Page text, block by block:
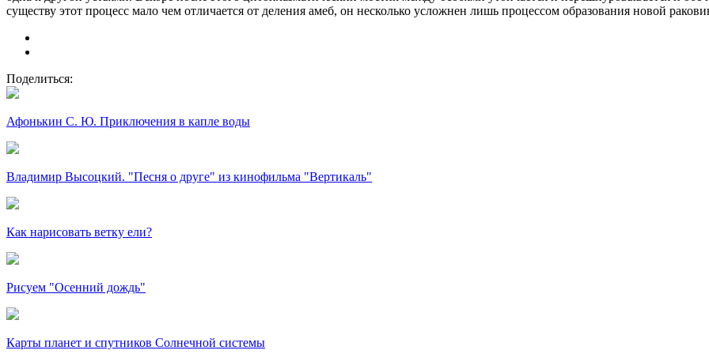
существу этот процесс мало чем отличается от деления амеб, он несколько усложнен лишь процессом образования новой
Поделиться:
Афонькин С. Ю. Приключения в капле воды
Владимир Высоцкий. "Песня о друге" из кинофильма "Вертикаль"
Как нарисовать ветку ели?
Рисуем "Осенний дождь"
Карты планет и спутников Солнечной системы